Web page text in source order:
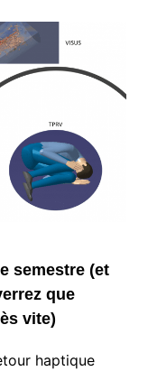
semestre (et
que
vite)
haptique